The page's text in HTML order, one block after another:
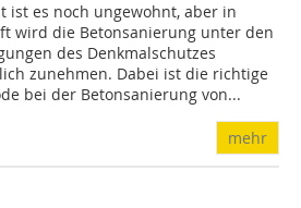
ist es noch ungewohnt, aber in
wird die Betonsanierung unter den
des Denkmalschutzes
zunehmen. Dabei ist die richtige
bei der Betonsanierung von...
mehr